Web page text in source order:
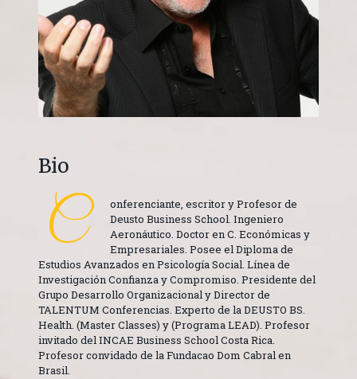
Bio
C
onferenciante, escritor y Profesor de
Deusto Business School. Ingeniero
Aeronáutico. Doctor en C. Económicas y
Empresariales. Posee el Diploma de
Estudios Avanzados en Psicología Social. Línea de
Investigación Confianza y Compromiso. Presidente del
Grupo Desarrollo Organizacional y Director de
TALENTUM Conferencias. Experto de la DEUSTO BS.
Health. (Master Classes) y (Programa LEAD). Profesor
invitado del INCAE Business School Costa Rica.
Profesor convidado de la Fundacao Dom Cabral en
Brasil.